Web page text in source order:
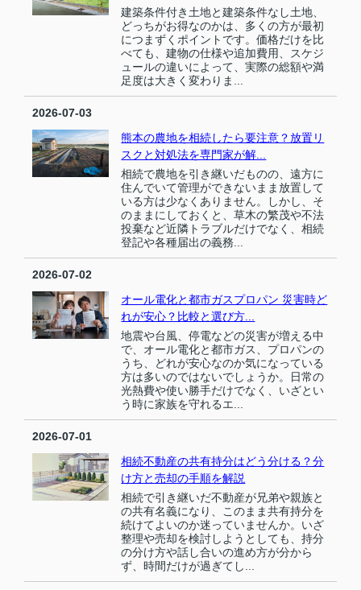
建築条件付き土地と建築条件なし土地、
どっちがお得なのかは、多くの方が最初
につまずくポイントです。価格だけを比
べても、建物の仕様や追加費用、スケジ
ュールの違いによって、実際の総額や満
足度は大きく変わりま...
2026-07-03
熊本の農地を相続したら要注意？放置リ
スクと対処法を専門家が解...
相続で農地を引き継いだものの、遠方に
住んでいて管理ができないまま放置して
いる方は少なくありません。しかし、そ
のままにしておくと、草木の繁茂や不法
投棄など近隣トラブルだけでなく、相続
登記や各種届出の義務...
2026-07-02
オール電化と都市ガスプロパン 災害時ど
れが安心？比較と選び方...
地震や台風、停電などの災害が増える中
で、オール電化と都市ガス、プロパンの
うち、どれが安心なのか気になっている
方は多いのではないでしょうか。日常の
光熱費や使い勝手だけでなく、いざとい
う時に家族を守れるエ...
2026-07-01
相続不動産の共有持分はどう分ける？分
け方と売却の手順を解説
相続で引き継いだ不動産が兄弟や親族と
の共有名義になり、このまま共有持分を
続けてよいのか迷っていませんか。いざ
整理や売却を検討しようとしても、持分
の分け方や話し合いの進め方が分から
ず、時間だけが過ぎてし...